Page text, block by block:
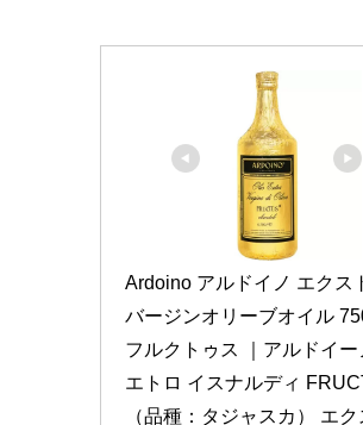
Ardoino アルドイノ エクス
バージンオリーブオイル
フルクトゥス ｜アルドイー
エトロ イスナルディ
（品種：タジャスカ） エク